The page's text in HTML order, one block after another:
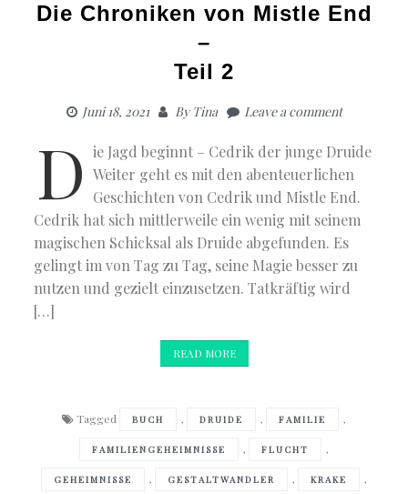
Die Chroniken von Mistle End
–
Teil 2
Juni 18, 2021 ByTina Leave a comment
D ie Jagd beginnt – Cedrik der junge Druide
Weiter geht es mit den abenteuerlichen
Geschichten von Cedrik und Mistle End.
Cedrik hat sich mittlerweile ein wenig mit seinem
magischen Schicksal als Druide abgefunden. Es
gelingt im von Tag zu Tag, seine Magie besser zu
nutzen und gezielt einzusetzen. Tatkräftig wird
[…]
READ MORE
Tagged BUCH , DRUIDE , FAMILIE ,
FAMILIENGEHEIMNISSE , FLUCHT ,
GEHEIMNISSE , GESTALTWANDLER , KRAKE ,